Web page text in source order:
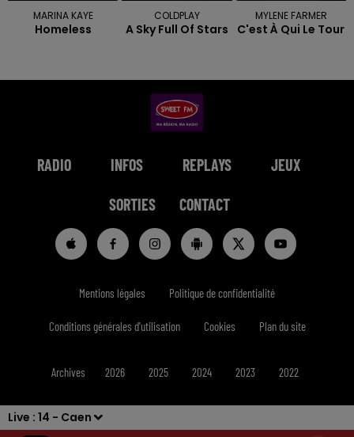
Live : 14 - Caen
MARINA KAYE
Homeless
COLDPLAY
A Sky Full Of Stars
MYLENE FARMER
C'est À Qui Le Tour
RADIO INFOS REPLAYS JEUX
SORTIES CONTACT
Mentions légales Politique de confidentialité
Conditions générales d'utilisation Cookies Plan du site
Archives 2026 2025 2024 2023 2022